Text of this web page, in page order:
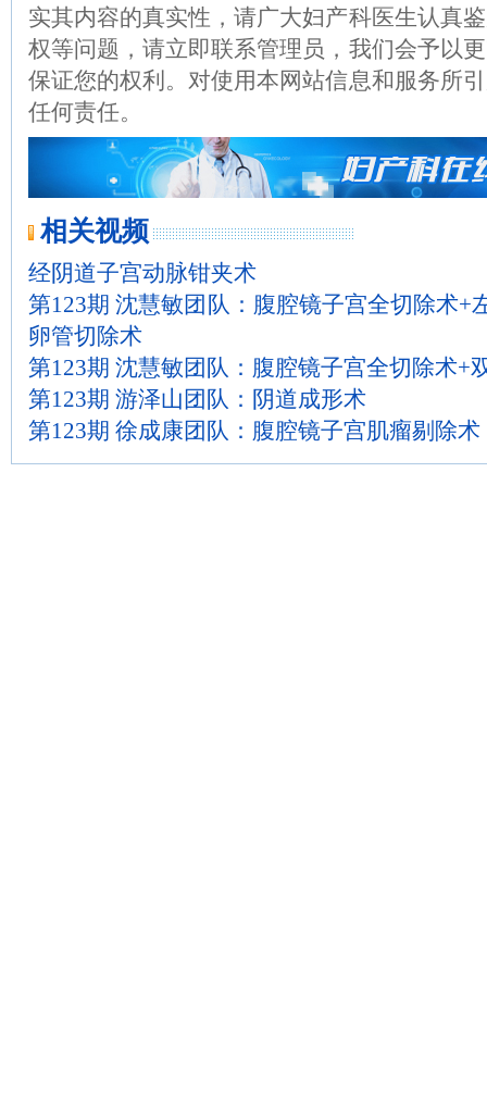
实其内容的真实性，请广大妇产科医生认真
权等问题，请立即联系管理员，我们会予以
保证您的权利。对使用本网站信息和服务所
任何责任。
相关视频
经阴道子宫动脉钳夹术
第123期 沈慧敏团队：腹腔镜子宫全切除术+
卵管切除术
第123期 沈慧敏团队：腹腔镜子宫全切除术+
第123期 游泽山团队：阴道成形术
第123期 徐成康团队：腹腔镜子宫肌瘤剔除术